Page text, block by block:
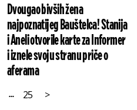
Dvougao bivših žena
najpoznatijeg Bauštelca! Stanija
i Aneli otvorile karte za Informer
i iznele svoju stranu priče o
aferama
... 25 >